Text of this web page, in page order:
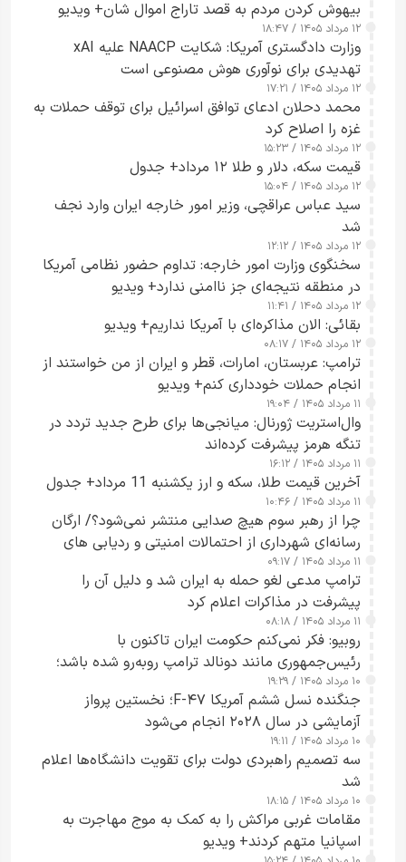
بیهوش کردن مردم به قصد تاراج اموال شان+ ویدیو
۱۲ مرداد ۱۴۰۵ / ۱۸:۴۷
وزارت دادگستری آمریکا: شکایت NAACP علیه xAI
تهدیدی برای نوآوری هوش مصنوعی است
۱۲ مرداد ۱۴۰۵ / ۱۷:۲۱
محمد دحلان ادعای توافق اسرائیل برای توقف حملات به
غزه را اصلاح کرد
۱۲ مرداد ۱۴۰۵ / ۱۵:۲۳
قیمت سکه، دلار و طلا ۱۲ مرداد+ جدول
۱۲ مرداد ۱۴۰۵ / ۱۵:۰۴
سید عباس عراقچی، وزیر امور خارجه ایران وارد نجف
شد
۱۲ مرداد ۱۴۰۵ / ۱۲:۱۲
سخنگوی وزارت امور خارجه: تداوم حضور نظامی آمریکا
در منطقه نتیجه‌ای جز ناامنی ندارد+ ویدیو
۱۲ مرداد ۱۴۰۵ / ۱۱:۴۱
بقائی: الان مذاکره‌ای با آمریکا نداریم+ ویدیو
۱۲ مرداد ۱۴۰۵ / ۰۸:۱۷
ترامپ: عربستان، امارات، قطر و ایران از من خواستند از
انجام حملات خودداری کنم+ ویدیو
۱۱ مرداد ۱۴۰۵ / ۱۹:۰۴
وال‌استریت ژورنال: میانجی‌ها برای طرح جدید تردد در
تنگه هرمز پیشرفت کرده‌اند
۱۱ مرداد ۱۴۰۵ / ۱۶:۱۲
آخرین قیمت طلا، سکه و ارز یکشنبه 11 مرداد+ جدول
۱۱ مرداد ۱۴۰۵ / ۱۰:۴۶
چرا از رهبر سوم هیچ صدایی منتشر نمی‌شود؟/ ارگان
رسانه‌ای شهرداری از احتمالات امنیتی و ردیابی های
جاسوسی گفت
۱۱ مرداد ۱۴۰۵ / ۰۹:۱۷
ترامپ مدعی لغو حمله به ایران شد و دلیل آن را
پیشرفت در مذاکرات اعلام کرد
۱۱ مرداد ۱۴۰۵ / ۰۸:۱۸
روبیو: فکر نمی‌کنم حکومت ایران تاکنون با
رئیس‌جمهوری مانند دونالد ترامپ روبه‌رو شده باشد؛
کسی که واقعاً دست به اقدام می‌زند
۱۰ مرداد ۱۴۰۵ / ۱۹:۲۹
جنگنده نسل ششم آمریکا F-۴۷؛ نخستین پرواز
آزمایشی در سال ۲۰۲۸ انجام می‌شود
۱۰ مرداد ۱۴۰۵ / ۱۹:۱۱
سه تصمیم راهبردی دولت برای تقویت دانشگاه‌ها اعلام
شد
۱۰ مرداد ۱۴۰۵ / ۱۸:۱۵
مقامات غربی مراکش را به کمک به موج مهاجرت به
اسپانیا متهم کردند+ ویدیو